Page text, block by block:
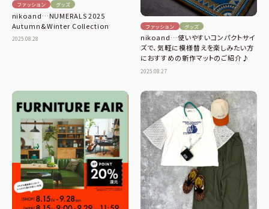
ファッション グッズ
nikoand…NUMERALS 2025
Autumn&Winter Collection
2025.08.28
ファッション グッズ
nikoand…使いやすいコンパクトサイ
ズで、気軽に模様替えを楽しみたい方
におすすめの新作マットのご紹介♪
2025.08.27